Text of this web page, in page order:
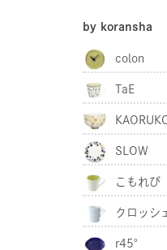
by koransha
colon
TaE
SLOW
こもれび
クロッシ
r45°